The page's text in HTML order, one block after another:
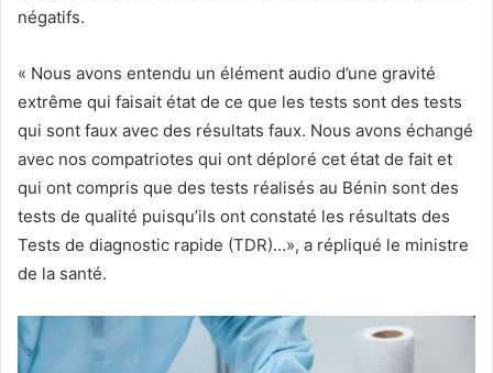
négatifs.
« Nous avons entendu un élément audio d’une gravité
extrême qui faisait état de ce que les tests sont des tests
qui sont faux avec des résultats faux. Nous avons échangé
avec nos compatriotes qui ont déploré cet état de fait et
qui ont compris que des tests réalisés au Bénin sont des
tests de qualité puisqu’ils ont constaté les résultats des
Tests de diagnostic rapide (TDR)…», a répliqué le ministre
de la santé.